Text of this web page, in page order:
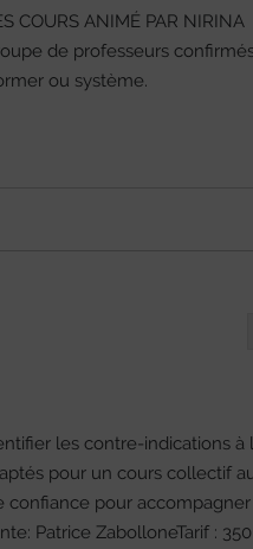
COURS ANIMÉ PAR NIRINA
de professeurs
ou système.
les contre-indications à
pour un cours collectif
confiance pour accompagner
Patrice ZabolloneTarif : 350